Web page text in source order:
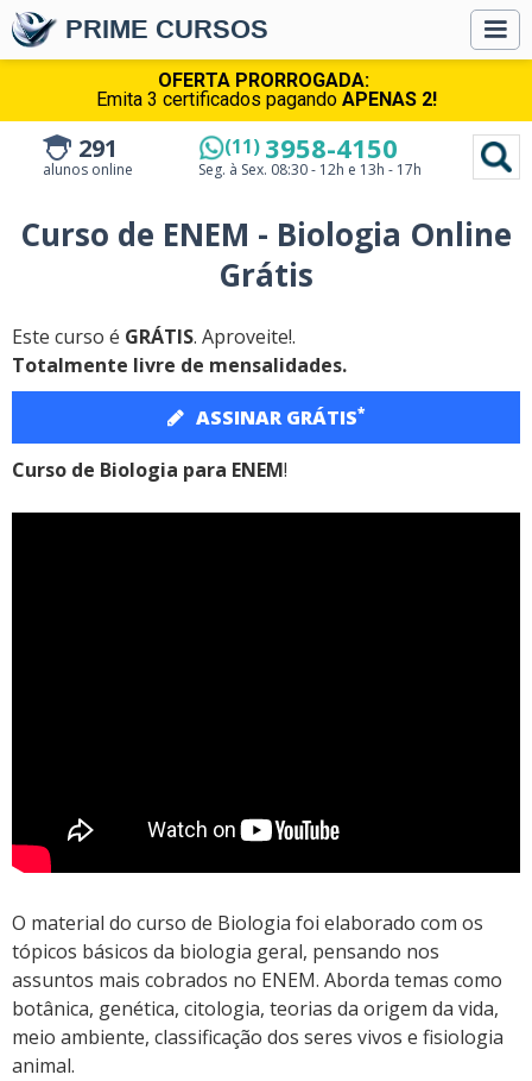
OFERTA PRORROGADA:
Emita 3 certificados pagando APENAS 2!
PRIME CURSOS
291
alunos online
(11) 3958-4150
Seg. à Sex. 08:30 - 12h e 13h - 17h
Curso de ENEM - Biologia Online
Grátis
Este curso é GRÁTIS. Aproveite!.
Totalmente livre de mensalidades.
ASSINAR GRÁTIS*
Curso de Biologia para ENEM!
O material do curso de Biologia foi elaborado com os
tópicos básicos da biologia geral, pensando nos
assuntos mais cobrados no ENEM. Aborda temas como
botânica, genética, citologia, teorias da origem da vida,
meio ambiente, classificação dos seres vivos e fisiologia
animal.